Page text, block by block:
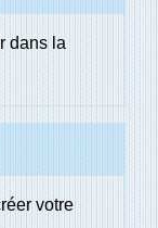
dans la
votre